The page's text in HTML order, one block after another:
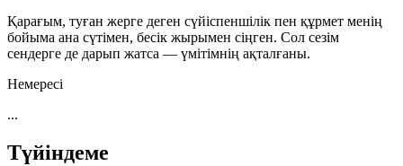
Қарағым, туған жерге деген сүйіспеншілік пен құрмет менің
бойыма ана сүтімен, бесік жырымен сіңген. Сол сезім
сендерге де дарып жатса — үмітімнің ақталғаны.
Немересі
...
Түйіндеме